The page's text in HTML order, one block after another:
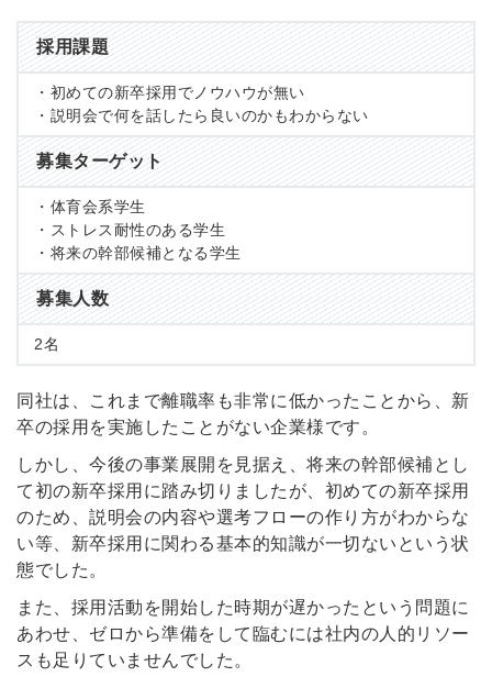
採用課題
・初めての新卒採用でノウハウが無い
・説明会で何を話したら良いのかもわからない
募集ターゲット
・体育会系学生
・ストレス耐性のある学生
・将来の幹部候補となる学生
募集人数
2名
同社は、これまで離職率も非常に低かったことから、新
卒の採用を実施したことがない企業様です。
しかし、今後の事業展開を見据え、将来の幹部候補とし
て初の新卒採用に踏み切りましたが、初めての新卒採用
のため、説明会の内容や選考フローの作り方がわからな
い等、新卒採用に関わる基本的知識が一切ないという状
態でした。
また、採用活動を開始した時期が遅かったという問題に
あわせ、ゼロから準備をして臨むには社内の人的リソー
スも足りていませんでした。